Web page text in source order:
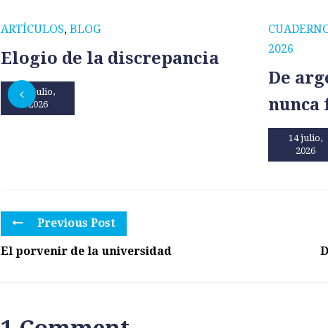
ARTÍCULOS, BLOG
Elogio de la discrepancia
31 julio,
2026
2026
De
14 julio,
2026
Previous Post
El porvenir de la universidad